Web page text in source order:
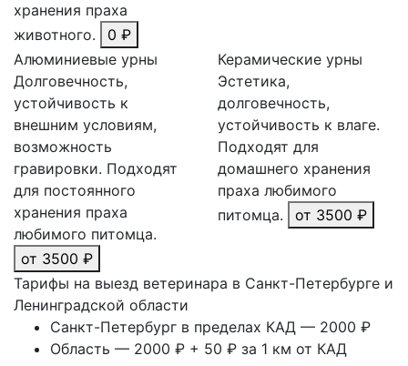
хранения праха
животного.
0 ₽
Алюминиевые урны
Долговечность,
устойчивость к
внешним условиям,
возможность
гравировки. Подходят
для постоянного
хранения праха
любимого питомца.
от 3500 ₽
Керамические урны
Эстетика,
долговечность,
устойчивость к влаге.
Подходят для
домашнего хранения
праха любимого
питомца.
от 3500 ₽
Тарифы на выезд ветеринара в Санкт-Петербурге и
Ленинградской области
Санкт-Петербург в пределах КАД — 2000 ₽
Область — 2000 ₽ + 50 ₽ за 1 км от КАД